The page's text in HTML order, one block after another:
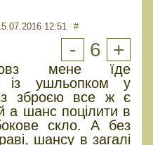
12:51 #
- 6 +
мене їде
із ушльопком у
із зброєю все ж є
а шанс поцілити в
скло. А без
шансу в загалі